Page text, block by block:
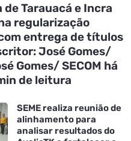
Tarauacá e Incra
regularização
entrega de títulos
José Gomes/
Gomes/ SECOM há
de leitura
SEME realiza reunião de
alinhamento para
analisar resultados do